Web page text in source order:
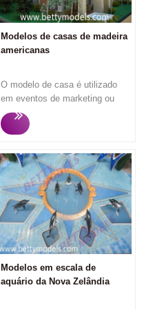
Modelos de casas de madeira
americanas
O modelo de casa é utilizado
em eventos de marketing ou
exibição no escritório de
vendas imobiliárias para atrair
investidores de imóveis, pois o
espectador pode entender o
que vai comprar ao olhar os
modelos de casas A Betty
Models se concentra em
personalizar modelos de casas
de alta qualidade há mais de 12
anos. Resposta rápida,
comunicação profissional
suave, produção rápida e
Modelos em escala de
aquário da Nova Zelândia